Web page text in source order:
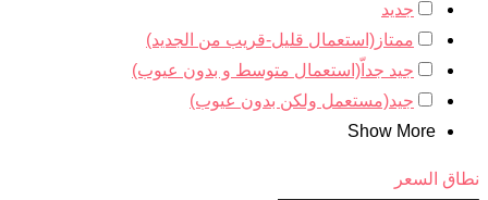
جديد
ممتاز(استعمال قليل-قريب من الجديد)
جيد جداّ(استعمال متوسط و بدون عيوب)
جيد(مستعمل ولكن بدون عيوب)
Show More
نطاق السعر